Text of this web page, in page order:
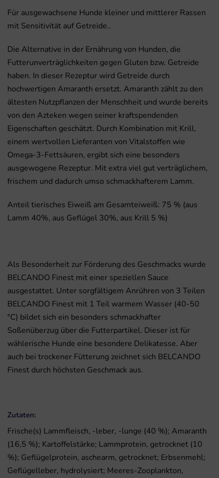
Für ausgewachsene Hunde kleiner und mittlerer Rassen
mit Sensitivität auf Getreide..
Die Alternative in der Ernährung von Hunden, die
Futterunverträglichkeiten gegen Gluten bzw. Getreide
haben. In dieser Rezeptur wird Getreide durch
hochwertigen Amaranth ersetzt. Amaranth zählt zu den
ältesten Nutzpflanzen der Menschheit und wurde bereits
von den Azteken wegen seiner kraftspendenden
Eigenschaften geschätzt. Durch Kombination mit Krill,
einem wertvollen Lieferanten von Vitalstoffen wie
Omega-3-Fettsäuren, ergibt sich eine besonders
ausgewogene Rezeptur. Mit extra viel gut verträglichem,
frischem und dadurch umso schmackhafterem Lamm.
Anteil tierisches Eiweiß am Gesamteiweiß: 75 % (aus
Lamm 40%, aus Geflügel 30%, aus Krill 5 %)
Als Besonderheit zur Förderung des Geschmacks wurde
BELCANDO Finest mit einer speziellen Sauce
ausgestattet. Unter sorgfältigem Anrühren von 3 Teilen
BELCANDO Finest mit 1 Teil warmem Wasser (40-50
°C) bildet sich ein besonders schmackhafter
Soßenüberzug über die Futterpartikel. Dieser ist für
wählerische Hunde eine besondere Delikatesse. Aber
auch bei trockener Fütterung zeichnet sich BELCANDO
Finest durch höchsten Geschmack aus.
Zutaten:
Frische(s) Lammfleisch, -leber, -lunge (40 %); Amaranth
(16,5 %); Kartoffelstärke; Lammprotein, getrocknet (10
%); Geflügelprotein, aschearm, getrocknet; Erbsenmehl;
Geflügelleber, hydrolysiert; Meeres-Zooplankton,